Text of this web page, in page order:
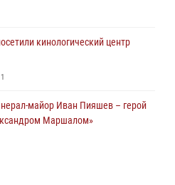
кинологический центр
1
майор Иван Пияшев – герой
Маршалом»
округу Росгвардии и